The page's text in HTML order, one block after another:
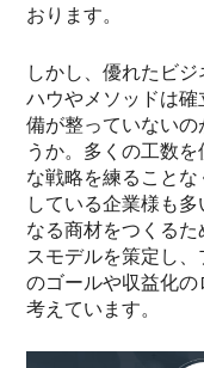
おります。
しかし、優れたビ
ハウやメソッドは
備が整っていない
うか。多くの工数
な戦略を練ること
している企業様も
なる商材をつくる
スモデルを策定し
のゴールや収益化
考えています。